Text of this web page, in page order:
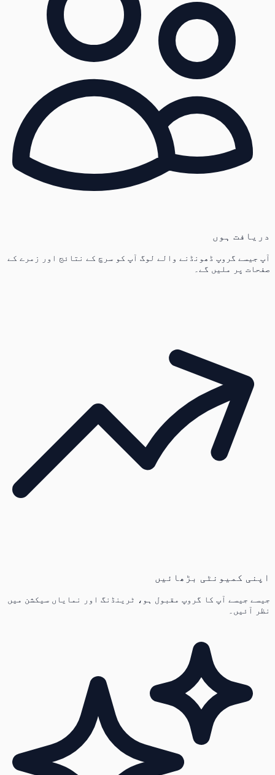
دریافت ہوں
آپ جیسے گروپ ڈھونڈنے والے لوگ آپ کو سرچ کے نتائج اور زمرے کے
صفحات پر ملیں گے۔
اپنی کمیونٹی بڑھائیں
جیسے جیسے آپ کا گروپ مقبول ہو، ٹرینڈنگ اور نمایاں سیکشن میں
نظر آئیں۔